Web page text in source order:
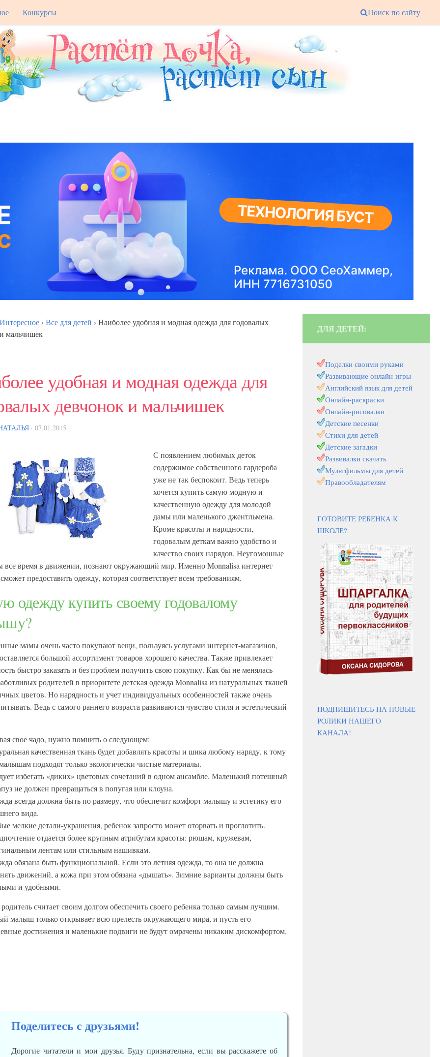
Конкурсы Поиск по сайту
Интересное › Все для детей › Наиболее удобная и модная одежда для годовалых
мальчишек
удобная и модная одежда для
девчонок и мальчишек
· 07.01.2015
С появлением любимых деток
содержимое собственного гардероба
уже не так беспокоит. Ведь теперь
хочется купить самую модную и
качественную одежду для молодой
дамы или маленького джентльмена.
Кроме красоты и нарядности,
годовалым деткам важно удобство и
качество своих нарядов. Неугомонные
все время в движении, познают окружающий мир. Именно Monnalisa интернет
предоставить одежду, которая соответствует всем требованиям.
одежду купить своему годовалому
мамы очень часто покупают вещи, пользуясь услугами интернет-магазинов,
большой ассортимент товаров хорошего качества. Также привлекает
быстро заказать и без проблем получить свою покупку. Как бы не менялась
родителей в приоритете детская одежда Monnalisa из натуральных тканей
цветов. Но нарядность и учет индивидуальных особенностей также очень
Ведь с самого раннего возраста развиваются чувство стиля и эстетический
свое чадо, нужно помнить о следующем:
качественная ткань будет добавлять красоты и шика любому наряду, к тому
подходят только экологически чистые материалы.
избегать «диких» цветовых сочетаний в одном ансамбле. Маленький потешный
не должен превращаться в попугая или клоуна.
всегда должна быть по размеру, что обеспечит комфорт малышу и эстетику его
вида.
мелкие детали-украшения, ребенок запросто может оторвать и проглотить.
отдается более крупным атрибутам красоты: рюшам, кружевам,
лентам или стильным нашивкам.
обязана быть функциональной. Если это летняя одежда, то она не должна
движений, а кожа при этом обязана «дышать». Зимние варианты должны быть
и удобными.
считает своим долгом обеспечить своего ребенка только самым лучшим.
малыш только открывает всю прелесть окружающего мира, и пусть его
достижения и маленькие подвиги не будут омрачены никаким дискомфортом.
Поделитесь с друзьями!
Дорогие читатели и мои друзья. Буду признательна, если вы расскажете об
ДЛЯ ДЕТЕЙ:
Поделки своими руками
Развивающие онлайн-игры
Английский язык для детей
Онлайн-раскраски
Онлайн-рисовалки
Детские песенки
Стихи для детей
Детские загадки
Развивалки скачать
Мультфильмы для детей
Правообладателям
ГОТОВИТЕ РЕБЕНКА К
ШКОЛЕ?
ПОДПИШИТЕСЬ НА НОВЫЕ
РОЛИКИ НАШЕГО
КАНАЛА!